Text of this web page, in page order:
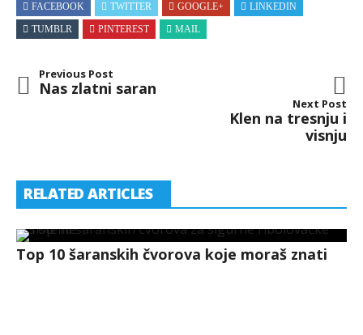
FACEBOOK TWITTER GOOGLE+
LINKEDIN
TUMBLR
PINTEREST MAIL
Previous Post
Nas zlatni saran
Next Post
Klen na tresnju i
visnju
RELATED ARTICLES
Top 10 šaranskih čvorova koje moraš znati